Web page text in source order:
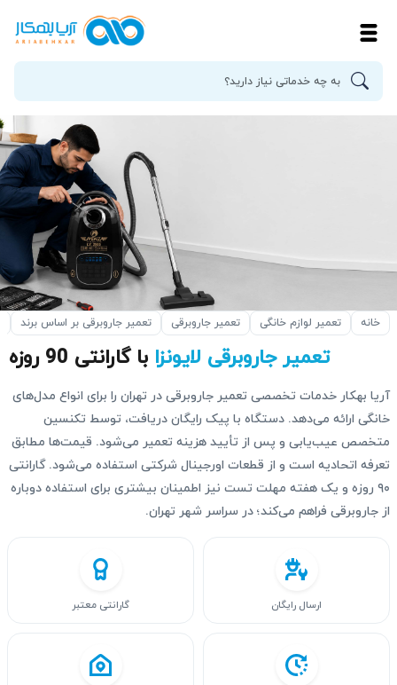
خانه تعمیر لوازم خانگی تعمیر جاروبرقی تعمیر جاروبرقی بر اساس برند
تعمیر جاروبرقی لایونزا با گارانتی 90 روزه
آریا بهکار خدمات تخصصی تعمیر جاروبرقی در تهران را برای انواع مدل‌های
خانگی ارائه می‌دهد. دستگاه با پیک رایگان دریافت، توسط تکنسین
متخصص عیب‌یابی و پس از تأیید هزینه تعمیر می‌شود. قیمت‌ها مطابق
تعرفه اتحادیه است و از قطعات اورجینال شرکتی استفاده می‌شود. گارانتی
۹۰ روزه و یک هفته مهلت تست نیز اطمینان بیشتری برای استفاده دوباره
از جاروبرقی فراهم می‌کند؛ در سراسر شهر تهران.
ارسال رایگان گارانتی معتبر